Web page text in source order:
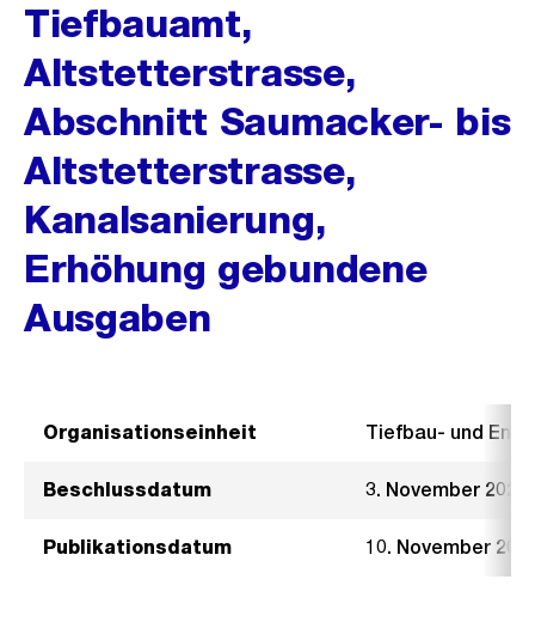
Tiefbauamt,
Altstetterstrasse,
Abschnitt Saumacker- bis
Altstetterstrasse,
Kanalsanierung,
Erhöhung gebundene
Ausgaben
Organisationseinheit Tiefbau- und
Beschlussdatum 3. November 2021
Publikationsdatum 10. November